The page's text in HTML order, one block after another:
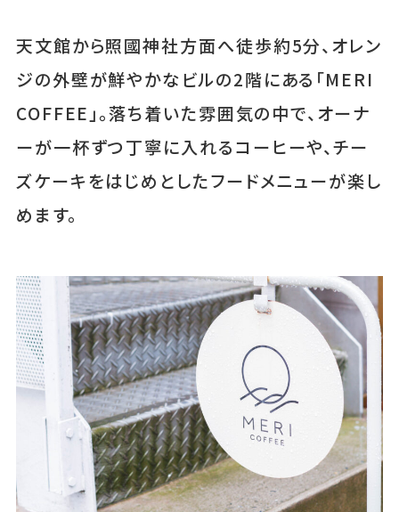
天文館から照國神社方面へ徒歩約5分、オレン
ジの外壁が鮮やかなビルの2階にある「MERI
COFFEE」。落ち着いた雰囲気の中で、オーナ
ーが一杯ずつ丁寧に入れるコーヒーや、チー
ズケーキをはじめとしたフードメニューが楽し
めます。